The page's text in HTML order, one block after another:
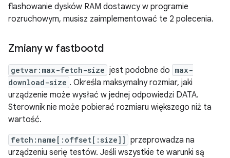
flashowanie dysków RAM dostawcy w programie
rozruchowym, musisz zaimplementować te 2 polecenia.
Zmiany w fastbootd
getvar:max-fetch-size jest podobne do max-
download-size . Określa maksymalny rozmiar, jaki
urządzenie może wysłać w jednej odpowiedzi DATA.
Sterownik nie może pobierać rozmiaru większego niż ta
wartość.
fetch:name[:offset[:size]] przeprowadza na
urządzeniu serię testów. Jeśli wszystkie te warunki są